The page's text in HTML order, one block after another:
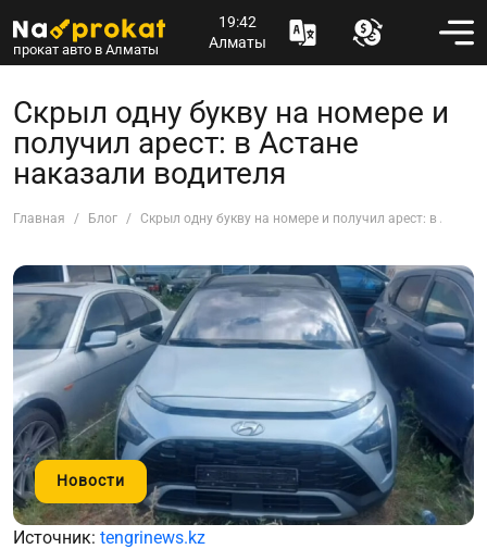
прокат авто в Алматы
19:42
Алматы
Скрыл одну букву на номере и
получил арест: в Астане
наказали водителя
Главная Блог Скрыл одну букву на номере и получил арест: в
Новости
Источник: tengrinews.kz